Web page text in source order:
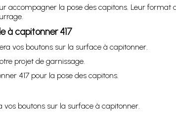
accompagner la pose des capitons. Leur format
à capitonner 417
vos boutons sur la surface à capitonner.
projet de garnissage.
417 pour la pose des capitons.
vos boutons sur la surface à capitonner.